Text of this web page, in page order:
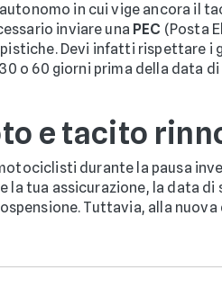
in cui vige ancora il
inviare una PEC (Posta
Devi infatti rispettare i
o 60 giorni prima della data di
e tacito
durante la pausa
tua assicurazione, la data
Tuttavia, alla